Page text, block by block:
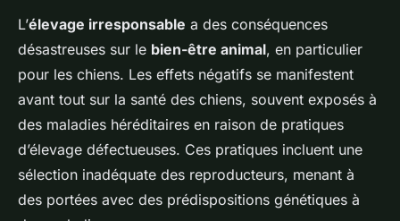
L’élevage irresponsable a des conséquences
désastreuses sur le bien-être animal, en particulier
pour les chiens. Les effets négatifs se manifestent
avant tout sur la santé des chiens, souvent exposés à
des maladies héréditaires en raison de pratiques
d’élevage défectueuses. Ces pratiques incluent une
sélection inadéquate des reproducteurs, menant à
des portées avec des prédispositions génétiques à